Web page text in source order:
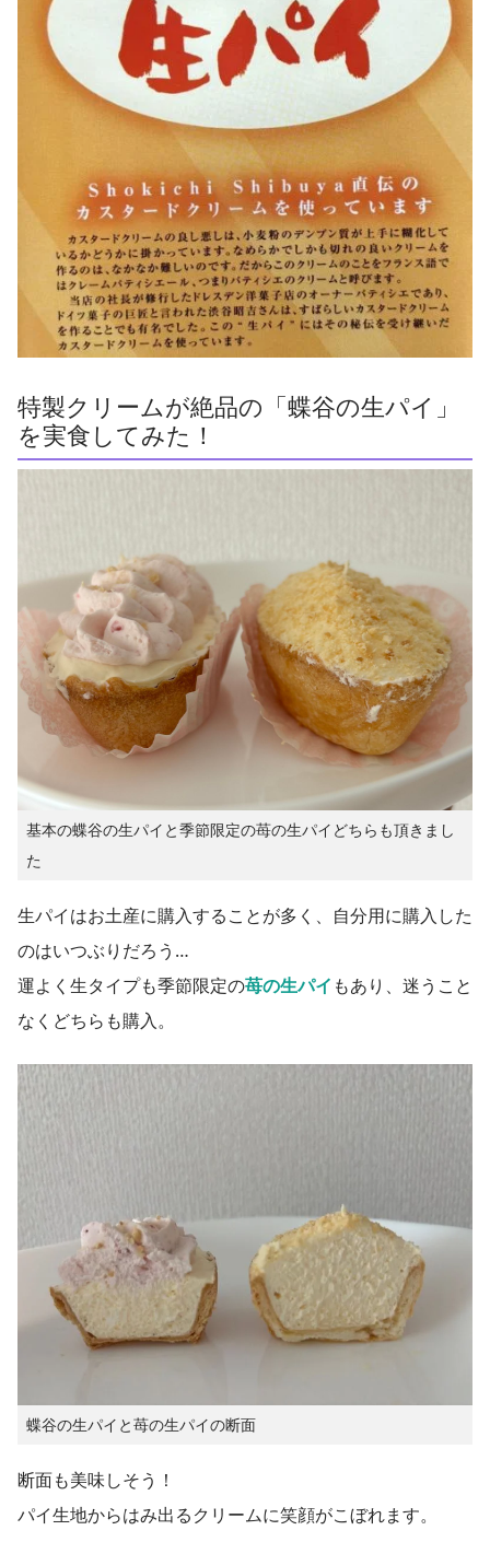
特製クリームが絶品の「蝶谷の生パイ」
を実食してみた！
基本の蝶谷の生パイと季節限定の苺の生パイどちらも頂きまし
た
生パイはお土産に購入することが多く、自分用に購入した
のはいつぶりだろう…
運よく生タイプも季節限定の苺の生パイ もあり、迷うこと
なくどちらも購入。
蝶谷の生パイと苺の生パイの断面
断面も美味しそう！
パイ生地からはみ出るクリームに笑顔がこぼれます。